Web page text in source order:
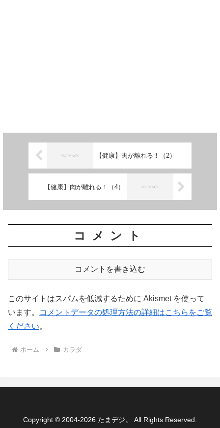
【健康】肉が離れる！（2）
【健康】肉が離れる！（4）
コメント
コメントを書き込む
このサイトはスパムを低減するために Akismet を使って
います。
コメントデータの処理方法の詳細はこちらをご覧
ください。
ホーム カラダ
Copyright © 2004-2026 たまデジ。 All Rights Reserved.